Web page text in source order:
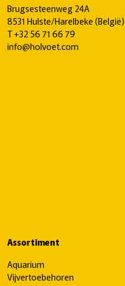
Brugsesteenweg 24A
8531 Hulste/Harelbeke (België)
T+32 56 71 66 79
info@holvoet.com
Assortiment
Aquarium
Vijvertoebehoren